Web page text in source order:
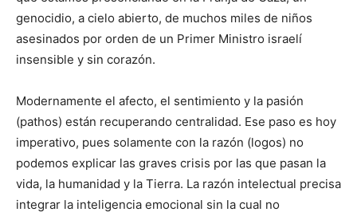
genocidio, a cielo abierto, de muchos miles de niños
asesinados por orden de un Primer Ministro israelí
insensible y sin corazón.
Modernamente el afecto, el sentimiento y la pasión
(pathos) están recuperando centralidad. Ese paso es hoy
imperativo, pues solamente con la razón (logos) no
podemos explicar las graves crisis por las que pasan la
vida, la humanidad y la Tierra. La razón intelectual precisa
integrar la inteligencia emocional sin la cual no